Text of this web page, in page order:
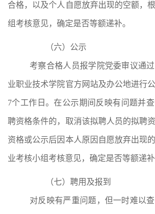
合格，以及个人自愿放弃出现的空额，
组考核意见，确定是否等额递补。
（六）公示
考察合格人员报学院党委审议通
业职业技术学院官方网站及办公地进行
7个工作日。在公示期间反映有问题并
聘资格条件的，取消该拟聘人员的拟聘
资格或公示后因本人原因自愿放弃出现
业考核小组考核意见，确定是否等额递补
（七） 聘用及报到
对反映有严重问题，但一时难以查